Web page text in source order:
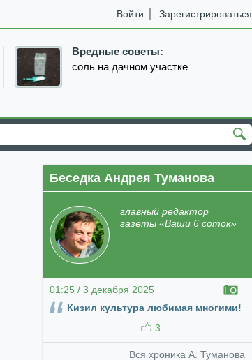
Войти Зарегистрироваться
Вредные советы:
соль на дачном участке
Беседка Андрея Туманова
главный редактор
газеты «Ваши 6 соток»
01:25 / 3 декабря 2025
Кизил культура любимая многими!
3
Вся хроника А. Туманова